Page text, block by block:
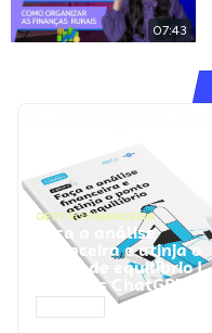
07:43
GESTÃO FINANCEIRA
Faça a análise
financeira e atinja o
ponto de equilíbrio |
Prompts ChatGPT